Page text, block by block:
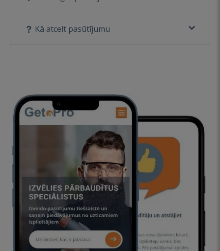
Kā atcelt pasūtījumu